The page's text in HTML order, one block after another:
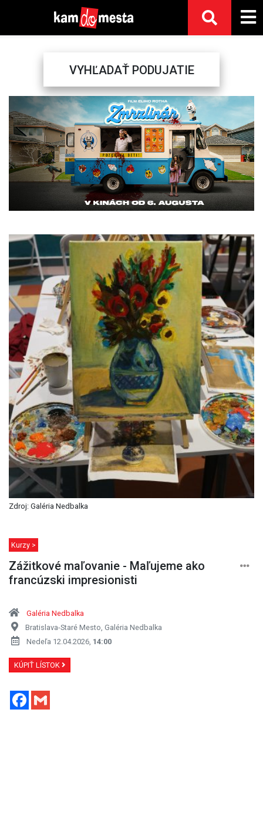
VYHĽADAŤ PODUJATIE
Previous Next
Zdroj: Galéria Nedbalka
Kurzy >
Zážitkové maľovanie - Maľujeme ako
francúzski impresionisti
Galéria Nedbalka
Bratislava-Staré Mesto, Galéria Nedbalka
Nedeľa 12.04.2026, 14:00
KÚPIŤ LÍSTOK
Facebook